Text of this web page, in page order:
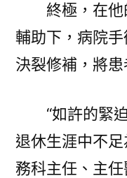
終極，在他
輔助下，病院
決裂修補，將
“如許的緊
退休生涯中不
務科主任、主任